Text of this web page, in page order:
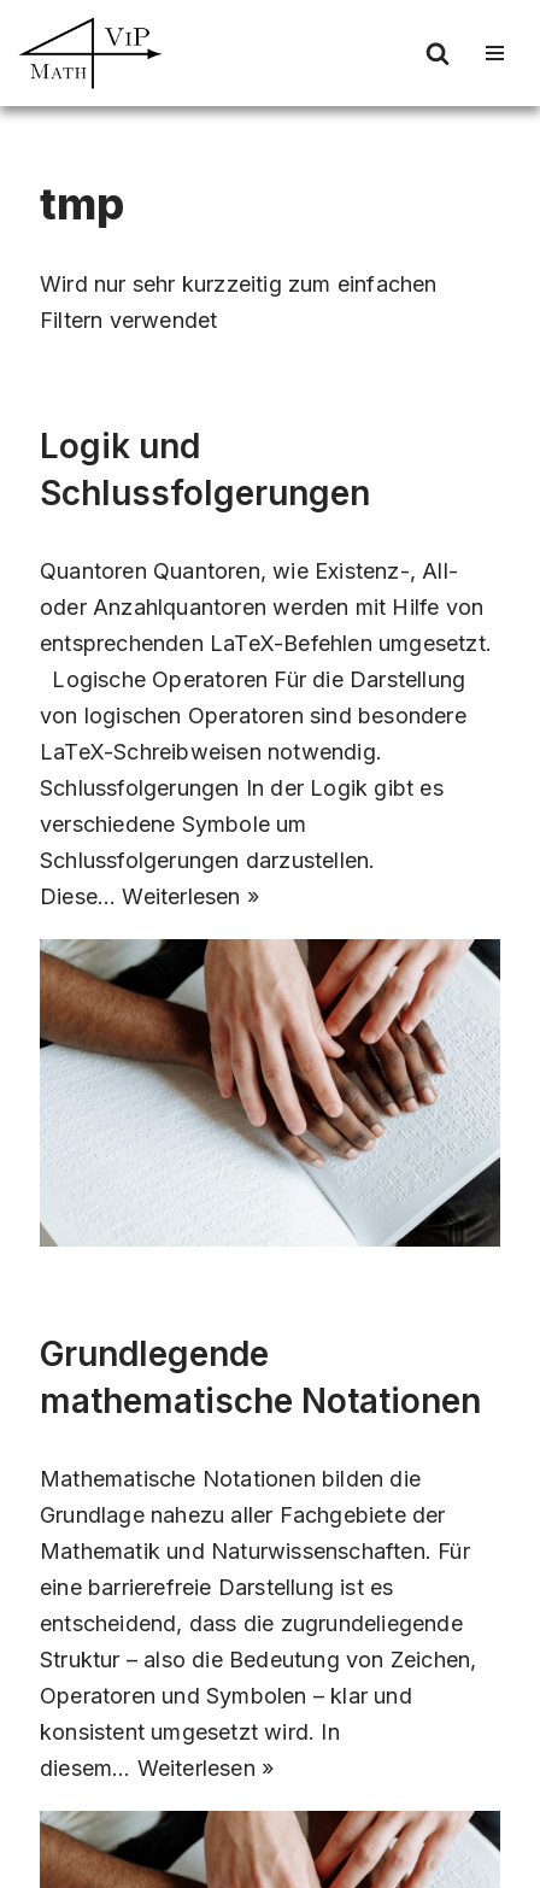
Zum
Inhalt
tmp
Wird nur sehr kurzzeitig zum einfachen
Filtern verwendet
Logik und
Schlussfolgerungen
Quantoren Quantoren, wie Existenz-, All-
oder Anzahlquantoren werden mit Hilfe von
entsprechenden LaTeX-Befehlen umgesetzt.
Logische Operatoren Für die Darstellung
von logischen Operatoren sind besondere
LaTeX-Schreibweisen notwendig.
Schlussfolgerungen In der Logik gibt es
verschiedene Symbole um
Schlussfolgerungen darzustellen.
Diese…Weiterlesen »
Grundlegende
mathematische Notationen
Mathematische Notationen bilden die
Grundlage nahezu aller Fachgebiete der
Mathematik und Naturwissenschaften. Für
eine barrierefreie Darstellung ist es
entscheidend, dass die zugrundeliegende
Struktur – also die Bedeutung von Zeichen,
Operatoren und Symbolen – klar und
konsistent umgesetzt wird. In
diesem… Weiterlesen »